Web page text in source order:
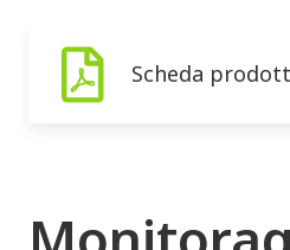
Scheda